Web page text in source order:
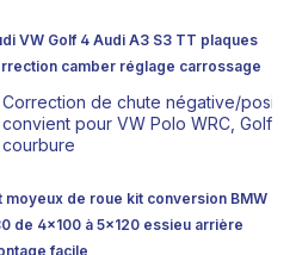
VW Golf 4 Audi A3 S3 TT plaques
camber réglage carrossage
de chute négative/
pour VW Polo WRC, Golf
moyeux de roue kit conversion BMW
de 4x100 à 5x120 essieu arrière
facile